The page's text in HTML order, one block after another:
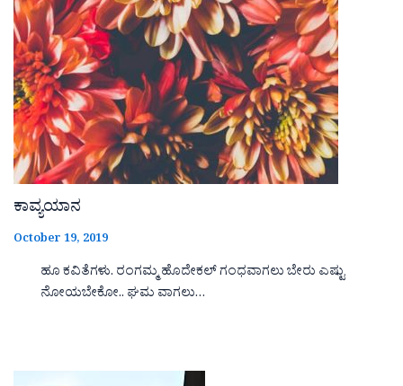
ಕಾವ್ಯಯಾನ
October 19, 2019
ಹೂ ಕವಿತೆಗಳು. ರಂಗಮ್ಮ ಹೊದೇಕಲ್ ಗಂಧವಾಗಲು ಬೇರು ಎಷ್ಟು
ನೋಯಬೇಕೋ.. ಘಮ ವಾಗಲು…